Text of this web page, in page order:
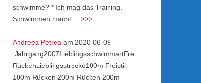
schwimme? * Ich mag das Training.
Schwimmen macht ... >>>
Andreea Petrea am 2020-06-09
Jahrgang2007LieblingsschwimmartFreistil
RückenLieblingsstrecke100m Freistil
100m Rücken 200m Rücken 200m